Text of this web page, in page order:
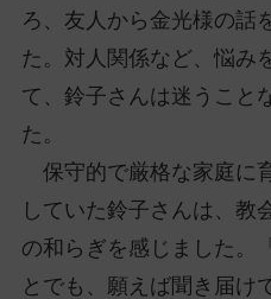
ろ、友人から金光様の話
た。対人関係など、悩み
て、鈴子さんは迷うこと
た。
保守的で厳格な家庭に
していた鈴子さんは、教
の和らぎを感じました。
とでも、願えば聞き届け